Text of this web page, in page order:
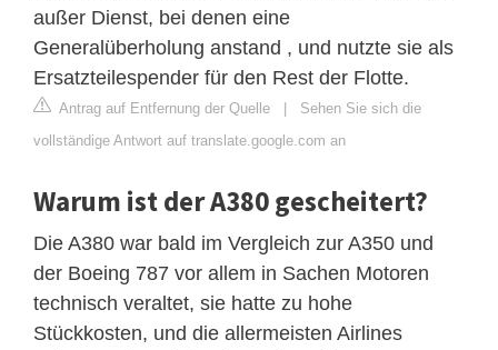
außer Dienst, bei denen eine
Generalüberholung anstand , und nutzte sie als
Ersatzteilespender für den Rest der Flotte.
Antrag auf Entfernung der Quelle | Sehen Sie sich die
vollständige Antwort auf translate.google.com an
Warum ist der A380 gescheitert?
Die A380 war bald im Vergleich zur A350 und
der Boeing 787 vor allem in Sachen Motoren
technisch veraltet, sie hatte zu hohe
Stückkosten, und die allermeisten Airlines